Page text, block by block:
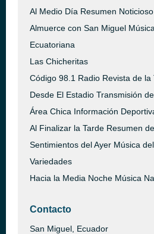
Al Medio Día Resumen
Almuerce con San Miguel
Ecuatoriana
Las Chicheritas
Código 98.1 Radio Revista de la
Desde El Estadio Transmisión
Área Chica Información
Al Finalizar la Tarde Resumen
Sentimientos del Ayer Música
Variedades
Hacia la Media Noche Música
Contacto
San Miguel, Ecuador